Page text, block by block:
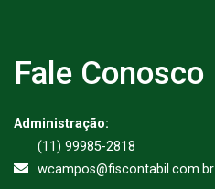
Fale Conosco
Administração:
(11) 99985-2818
wcampos@fiscontabil.com.br